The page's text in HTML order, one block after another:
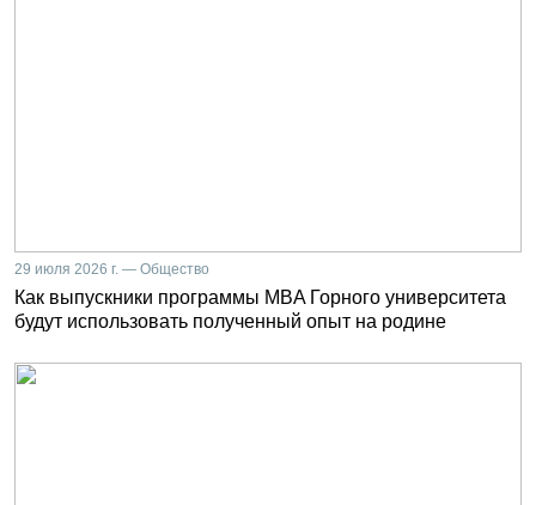
29 июля 2026 г. — Общество
Как выпускники программы MBA Горного университета
будут использовать полученный опыт на родине